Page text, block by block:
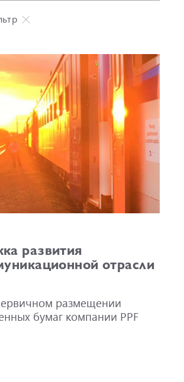
развития
отрасли
размещении
бумаг компании PPF